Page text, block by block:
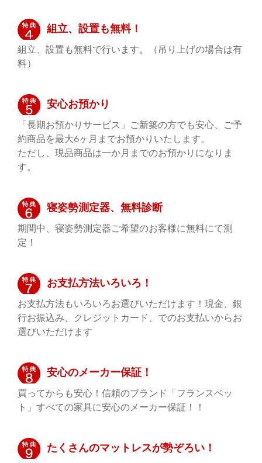
組立、設置も無料！
組立、設置も無料で行います。（吊り上げの場合は有
料）
安心お預かり
「長期お預かりサービス」ご新築の方でも安心、ご予
約商品を最大6ヶ月までお預かりいたします。
ただし、現品商品は一か月までのお預かりになりま
す。
寝姿勢測定器、無料診断
期間中、寝姿勢測定器ご希望のお客様に無料にて測
定！
お支払方法いろいろ！
お支払方法もいろいろお選びいただけます！現金、銀
行お振込み、クレジットカード、でのお支払いからお
選びいただけます
安心のメーカー保証！
買ってからも安心！信頼のブランド「フランスベッ
ト」すべての家具に安心のメーカー保証！！
たくさんのマットレスが勢ぞろい！